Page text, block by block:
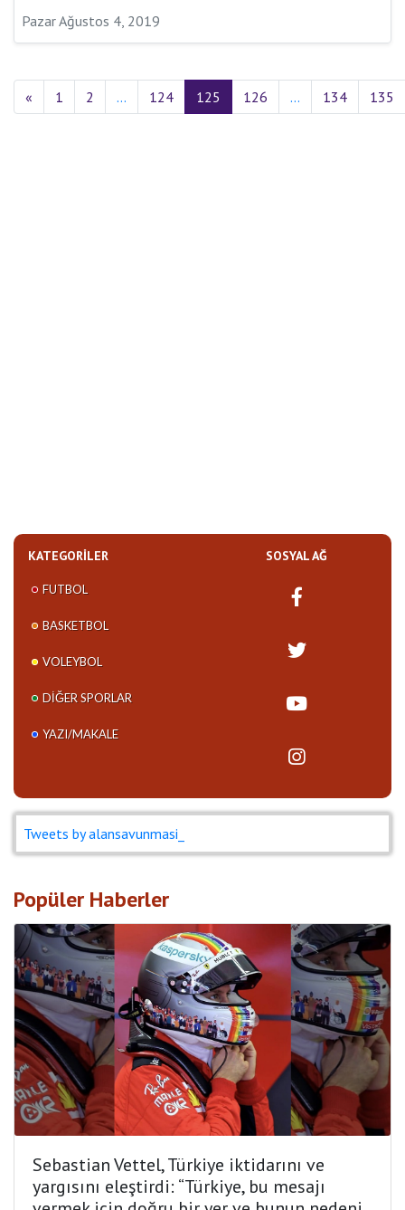
Pazar Ağustos 4, 2019
« 1 2 … 124 125 126 … 134 135
KATEGORILER
FUTBOL
BASKETBOL
VOLEYBOL
DIĞER SPORLAR
YAZI/MAKALE
SOSYAL AĞ
Tweets by alansavunmasi_
Popüler Haberler
Sebastian Vettel, Türkiye iktidarını ve
yargısını eleştirdi: “Türkiye, bu mesajı